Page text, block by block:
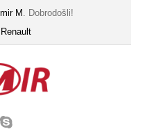
M. Dobrodošli!
Renault